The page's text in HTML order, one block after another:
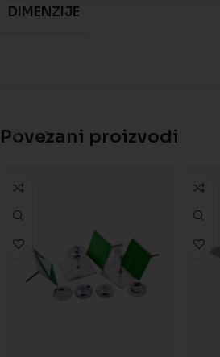
DIMENZIJE
Povezani proizvodi